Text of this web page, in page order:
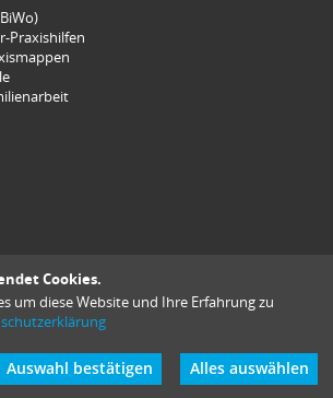
Praxishilfen
Cookies.
um diese Website und Ihre Erfahrung zu
Auswahl bestätigen Alles auswählen